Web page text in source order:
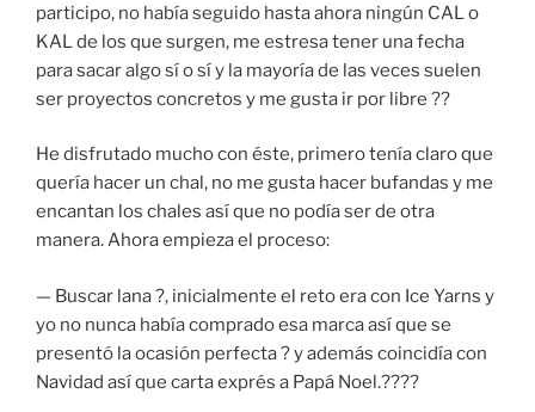
participo, no había seguido hasta ahora ningún CAL o
KAL de los que surgen, me estresa tener una fecha
para sacar algo sí o sí y la mayoría de las veces suelen
ser proyectos concretos y me gusta ir por libre ??
He disfrutado mucho con éste, primero tenía claro que
quería hacer un chal, no me gusta hacer bufandas y me
encantan los chales así que no podía ser de otra
manera. Ahora empieza el proceso:
— Buscar lana ?, inicialmente el reto era con Ice Yarns y
yo no nunca había comprado esa marca así que se
presentó la ocasión perfecta ? y además coincidía con
Navidad así que carta exprés a Papá Noel.????